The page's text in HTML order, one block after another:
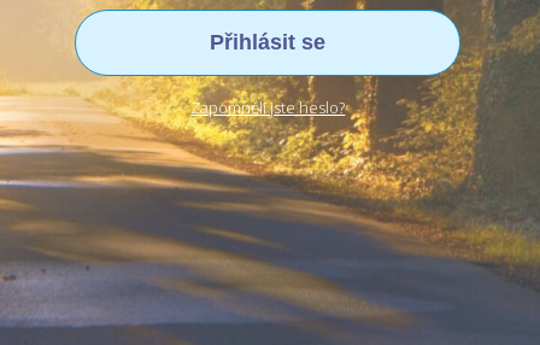
Přihlásit se
Zapomněli jste heslo?